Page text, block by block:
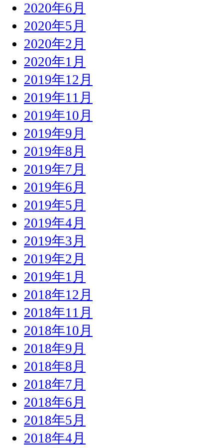
2020年6月
2020年5月
2020年2月
2020年1月
2019年12月
2019年11月
2019年10月
2019年9月
2019年8月
2019年7月
2019年6月
2019年5月
2019年4月
2019年3月
2019年2月
2019年1月
2018年12月
2018年11月
2018年10月
2018年9月
2018年8月
2018年7月
2018年6月
2018年5月
2018年4月